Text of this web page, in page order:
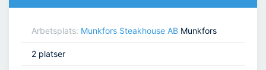
Arbetsplats: Munkfors Steakhouse AB Munkfors
2 platser